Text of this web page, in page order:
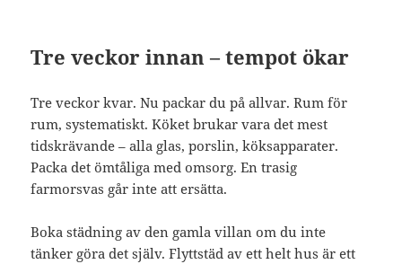
Tre veckor innan – tempot ökar
Tre veckor kvar. Nu packar du på allvar. Rum för
rum, systematiskt. Köket brukar vara det mest
tidskrävande – alla glas, porslin, köksapparater.
Packa det ömtåliga med omsorg. En trasig
farmorsvas går inte att ersätta.
Boka städning av den gamla villan om du inte
tänker göra det själv. Flyttstäd av ett helt hus är ett